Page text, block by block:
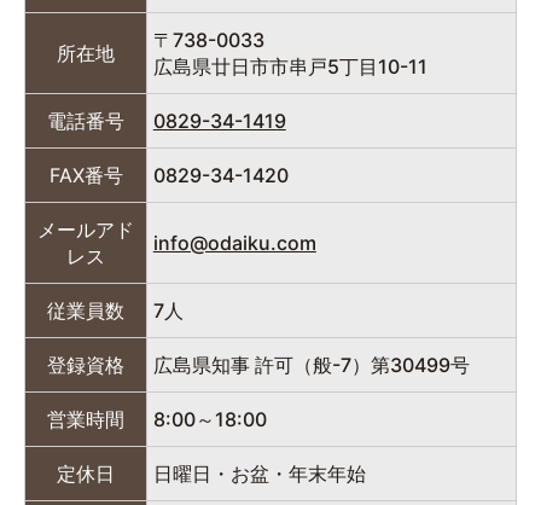
所在地
〒738-0033
広島県廿日市市串戸5丁目10-11
電話番号 0829-34-1419
FAX番号 0829-34-1420
メールアド
レス
info@odaiku.com
従業員数 7人
登録資格 広島県知事 許可（般-7）第30499号
営業時間 8:00～18:00
定休日 日曜日・お盆・年末年始